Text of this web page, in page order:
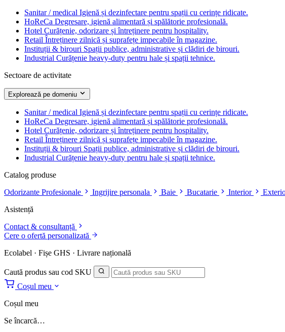
Sanitar / medical Igienă și dezinfectare pentru spații cu cerințe ridicate.
HoReCa Degresare, igienă alimentară și spălătorie profesională.
Hotel Curățenie, odorizare și întreținere pentru hospitality.
Retail Întreținere zilnică și suprafețe impecabile în magazine.
Instituții & birouri Spații publice, administrative și clădiri de birouri.
Industrial Curățenie heavy-duty pentru hale și spații tehnice.
Sectoare de activitate
Explorează pe domeniu
Sanitar / medical Igienă și dezinfectare pentru spații cu cerințe ridicate.
HoReCa Degresare, igienă alimentară și spălătorie profesională.
Hotel Curățenie, odorizare și întreținere pentru hospitality.
Retail Întreținere zilnică și suprafețe impecabile în magazine.
Instituții & birouri Spații publice, administrative și clădiri de birouri.
Industrial Curățenie heavy-duty pentru hale și spații tehnice.
Catalog produse
Odorizante Profesionale
Ingrijire personala Baie Bucatarie Interior
Asistență
Contact & consultanță
Cere o ofertă personalizată
Ecolabel · Fișe GHS · Livrare națională
Caută produs sau cod SKU
Coșul meu
Coșul meu
Se încarcă…